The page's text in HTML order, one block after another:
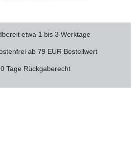
etwa 1 bis 3 Werktage
ab 79 EUR Bestellwert
Tage Rückgaberecht